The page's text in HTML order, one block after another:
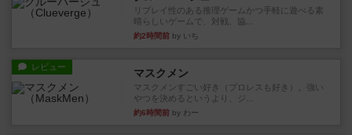
リプレイ性のある推理ゲームかつ手軽に遊べる素
晴らしいゲームで、対戦、協...
約2時間前 by いち
レビュー マスクメン
マスクメンすごい好き（プロレスも好き）。強い
やつを決めるというより、ジ...
約6時間前 by わー